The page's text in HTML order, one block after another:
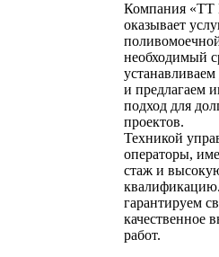
Компания «ТТ
оказывает
необходимый
и предлагаем
подход для
проектов.
Техникой
операторы,
стаж и
гарантируем
качественное
работ.